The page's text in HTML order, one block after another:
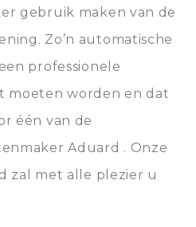
gebruik maken van de
Zo’n automatische
professionele
moeten worden en dat
één van de
Aduard . Onze
zal met alle plezier u